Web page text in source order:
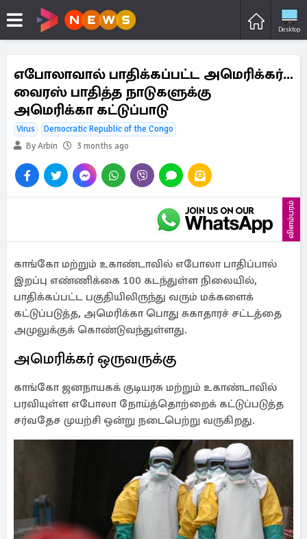
Desktop
எபோலாவால் பாதிக்கப்பட்ட அமெரிக்கர்...
வைரஸ் பாதித்த நாடுகளுக்கு
அமெரிக்கா கட்டுப்பாடு
Virus
Democratic Republic of the Congo
By Arbin
3 months ago
விளம்பரம்
காங்கோ மற்றும் உகாண்டாவில் எபோலா பாதிப்பால்
இறப்பு எண்ணிக்கை 100 கடந்துள்ள நிலையில்,
பாதிக்கப்பட்ட பகுதியிலிருந்து வரும் மக்களைக்
கட்டுப்படுத்த, அமெரிக்கா பொது சுகாதாரச் சட்டத்தை
அமுலுக்குக் கொண்டுவந்துள்ளது.
அமெரிக்கர் ஒருவருக்கு
காங்கோ ஜனநாயகக் குடியரசு மற்றும் உகாண்டாவில்
பரவியுள்ள எபோலா நோய்த்தொற்றைக் கட்டுப்படுத்த
சர்வதேச முயற்சி ஒன்று நடைபெற்று வருகிறது.